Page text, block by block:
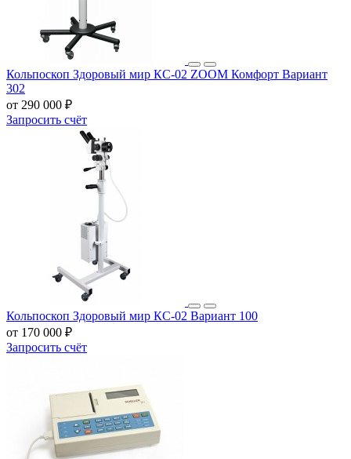
Кольпоскоп Здоровый мир КС-02 ZOOM Комфорт Вариант
302
от 290 000 ₽
Запросить счёт
Кольпоскоп Здоровый мир КС-02 Вариант 100
от 170 000 ₽
Запросить счёт